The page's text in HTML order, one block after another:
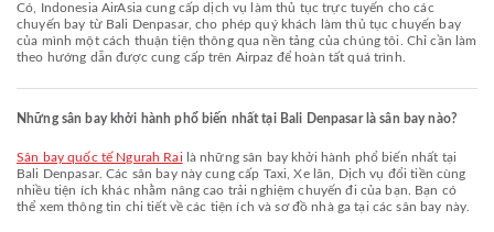
Có, Indonesia AirAsia cung cấp dịch vụ làm thủ tục trực tuyến cho các
chuyến bay từ Bali Denpasar, cho phép quý khách làm thủ tục chuyến bay
của mình một cách thuận tiện thông qua nền tảng của chúng tôi. Chỉ cần làm
theo hướng dẫn được cung cấp trên Airpaz để hoàn tất quá trình.
Những sân bay khởi hành phổ biến nhất tại Bali Denpasar là sân bay nào?
Sân bay quốc tế Ngurah Rai là những sân bay khởi hành phổ biến nhất tại
Bali Denpasar. Các sân bay này cung cấp Taxi, Xe lăn, Dịch vụ đổi tiền cùng
nhiều tiện ích khác nhằm nâng cao trải nghiệm chuyến đi của bạn. Bạn có
thể xem thông tin chi tiết về các tiện ích và sơ đồ nhà ga tại các sân bay này.